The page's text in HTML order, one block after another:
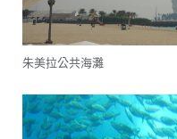
朱美拉公共海灘